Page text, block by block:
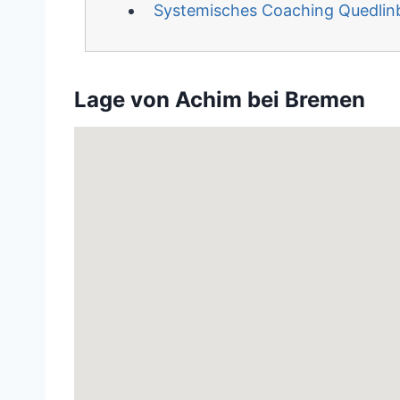
Systemisches Coaching
Lage von Achim bei Bremen